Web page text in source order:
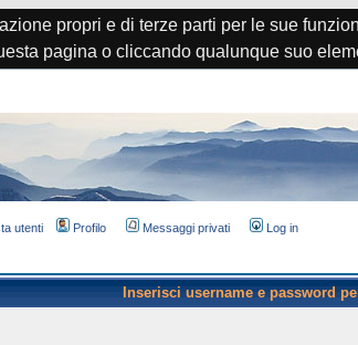
propri e di terze parti per le sue
pagina o cliccando qualunque suo
utenti Profilo Messaggi privati Log in
Inserisci username e password